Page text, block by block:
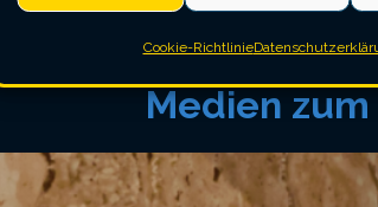
Cookie-Richtlinie
Medien